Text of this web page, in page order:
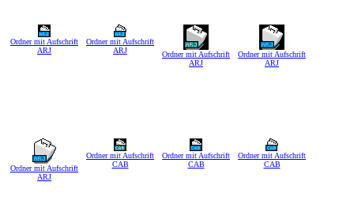
Ordner mit Aufschrift
ARJ
Ordner mit Aufschrift
ARJ
Ordner mit Aufschrift
ARJ
Ordner mit Aufschrift
ARJ
Ordner mit Aufschrift
ARJ
Ordner mit Aufschrift
CAB
Ordner mit Aufschrift
CAB
Ordner mit Aufschrift
CAB